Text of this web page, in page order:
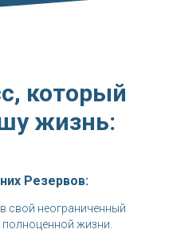
который
жизнь:
Резервов:
свой неограниченный
полноценной жизни.